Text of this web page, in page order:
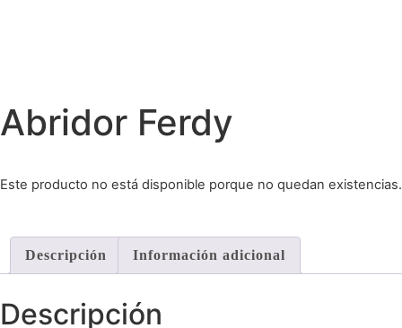
Abridor Ferdy
Este producto no está disponible porque no quedan existencias.
Descripción Información adicional
Descripción